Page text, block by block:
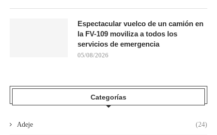
Espectacular vuelco de un camión en
la FV-109 moviliza a todos los
servicios de emergencia
05/08/2026
Categorías
Adeje (24)